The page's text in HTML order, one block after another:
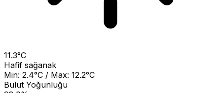
11.3°C
Hafif sağanak
Min: 2.4°C / Max: 12.2°C
Bulut Yoğunluğu